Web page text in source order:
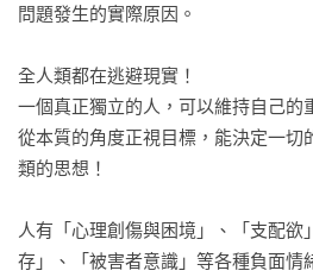
問題發生的實際原因。
全人類都在逃避現實！
一個真正獨立的人，可以維持自己的
從本質的角度正視目標，能決定一切
類的思想！
人有「心理創傷與困境」、「支配欲
存」、「被害者意識」等各種負面情